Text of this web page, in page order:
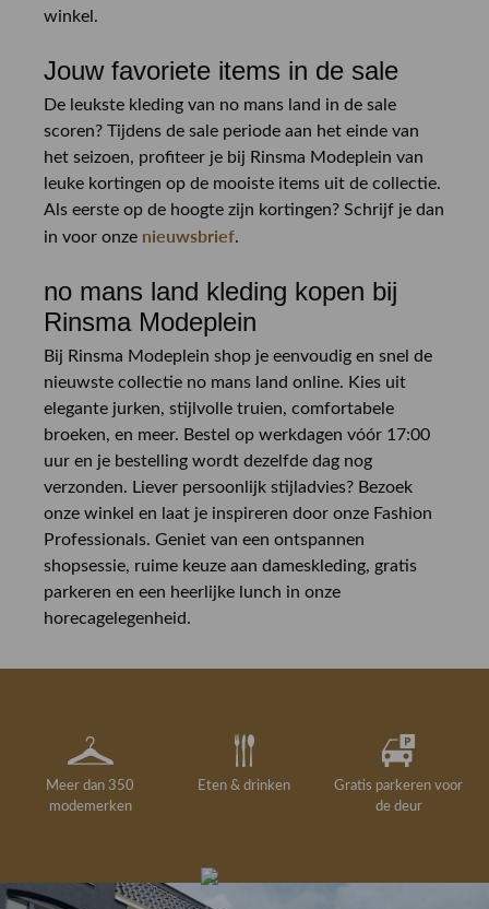
winkel.
Jouw favoriete items in de sale
De leukste kleding van no mans land in de sale
scoren? Tijdens de sale periode aan het einde van
het seizoen, profiteer je bij Rinsma Modeplein van
leuke kortingen op de mooiste items uit de collectie.
Als eerste op de hoogte zijn kortingen? Schrijf je dan
in voor onze nieuwsbrief.
no mans land kleding kopen bij
Rinsma Modeplein
Bij Rinsma Modeplein shop je eenvoudig en snel de
nieuwste collectie no mans land online. Kies uit
elegante jurken, stijlvolle truien, comfortabele
broeken, en meer. Bestel op werkdagen vóór 17:00
uur en je bestelling wordt dezelfde dag nog
verzonden. Liever persoonlijk stijladvies? Bezoek
onze winkel en laat je inspireren door onze Fashion
Professionals. Geniet van een ontspannen
shopsessie, ruime keuze aan dameskleding, gratis
parkeren en een heerlijke lunch in onze
horecagelegenheid.
Meer dan 350
modemerken
Eten & drinken
Gratis parkeren voor
de deur
drankje
Gratis retourneren in
de winkel
Deskundig
kledingadvies